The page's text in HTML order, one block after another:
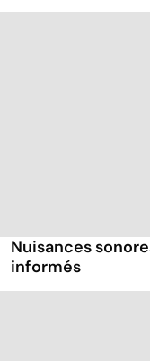
Nuisances
informés